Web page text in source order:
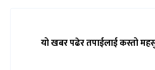
यो खबर पढेर तपाईलाई कस्तो